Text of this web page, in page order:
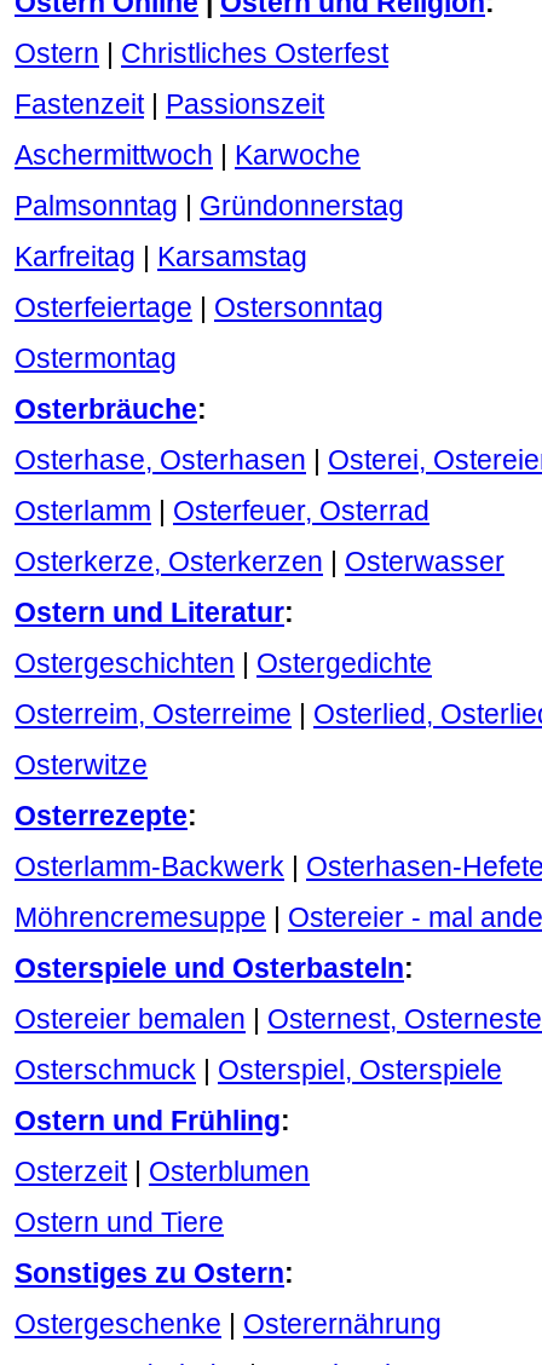
Ostern
Christliches Osterfest
Fastenzeit| Passionszeit
Aschermittwoch
Karwoche
Palmsonntag
Gründonnerstag
Karfreitag
Karsamstag
Osterfeiertage
Ostersonntag
Ostermontag
Osterbräuche:
Osterhase, Osterhasen
Osterei,
Osterlamm
Osterfeuer, Osterrad
Osterkerze, Osterkerzen
Osterwasser
Ostern und Literatur:
Ostergeschichten
Ostergedichte
Osterreim, Osterreime
Osterlied,
Osterwitze
Osterrezepte:
Osterlamm-Backwerk
Osterhasen-
Möhrencremesuppe
Ostereier - mal
Osterspiele und Osterbasteln:
Ostereier bemalen
Osternest,
Osterschmuck
Osterspiel, Osterspiele
Ostern und Frühling:
Osterzeit| Osterblumen
Ostern und Tiere
Sonstiges zu Ostern:
Ostergeschenke
Osterernährung